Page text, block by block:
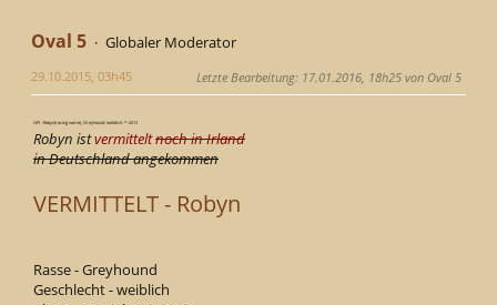
Oval 5 Globaler Moderator
29.10.2015, 03h45 Letzte Bearbeitung: 17.01.2016, 18h25 von Oval 5
GPI - Robyn(racing name), Greyhound, weiblich, *~2012
Robyn istvermitteltnoch in Irland
in Deutschland angekommen
VERMITTELT - Robyn
Rasse - Greyhound
Geschlecht - weiblich